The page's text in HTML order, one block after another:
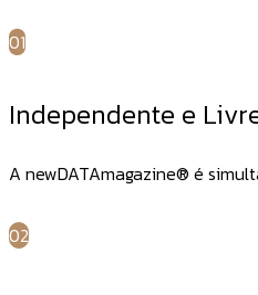
01
Independente e
A newDATAmagazine® é
02